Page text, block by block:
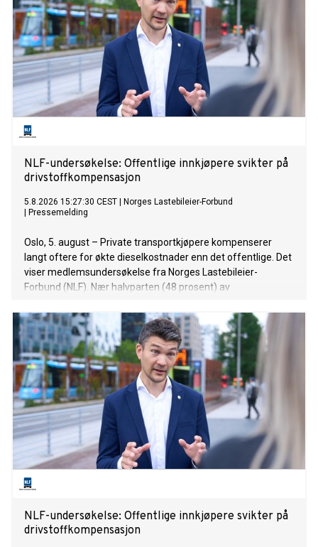
NLF-undersøkelse: Offentlige innkjøpere svikter på
drivstoffkompensasjon
5.8.2026 15:27:30 CEST
Norges Lastebileier-Forbund
Pressemelding
Oslo, 5. august – Private transportkjøpere kompenserer
langt oftere for økte dieselkostnader enn det offentlige. Det
viser medlemsundersøkelse fra Norges Lastebileier-
Forbund (NLF). Nær halvparten (48 prosent) av
dekket hele eller store deler av økte drivstoffkostnader. For
kommunale kontrakter er andelen 35 prosent, mens den er
rundt 10 prosent for fylkeskommunale og statlige avtaler.
NLF-undersøkelse: Offentlige innkjøpere svikter på
drivstoffkompensasjon